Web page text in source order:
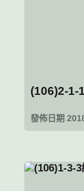
(106)2-1-
發佈日期